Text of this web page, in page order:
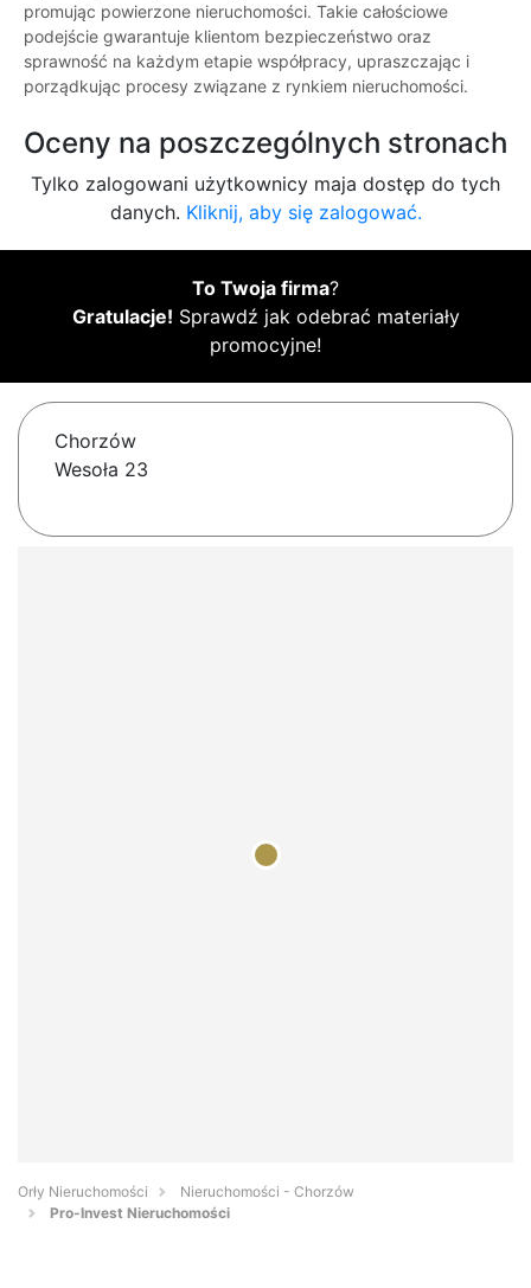
promując powierzone nieruchomości. Takie całościowe
podejście gwarantuje klientom bezpieczeństwo oraz
sprawność na każdym etapie współpracy, upraszczając i
porządkując procesy związane z rynkiem nieruchomości.
Oceny na poszczególnych stronach
Tylko zalogowani użytkownicy maja dostęp do tych
danych. Kliknij, aby się zalogować.
To Twoja firma?
Gratulacje! Sprawdź jak odebrać materiały
promocyjne!
Chorzów
Wesoła 23
Orły Nieruchomości
Nieruchomości - Chorzów
Pro-Invest Nieruchomości